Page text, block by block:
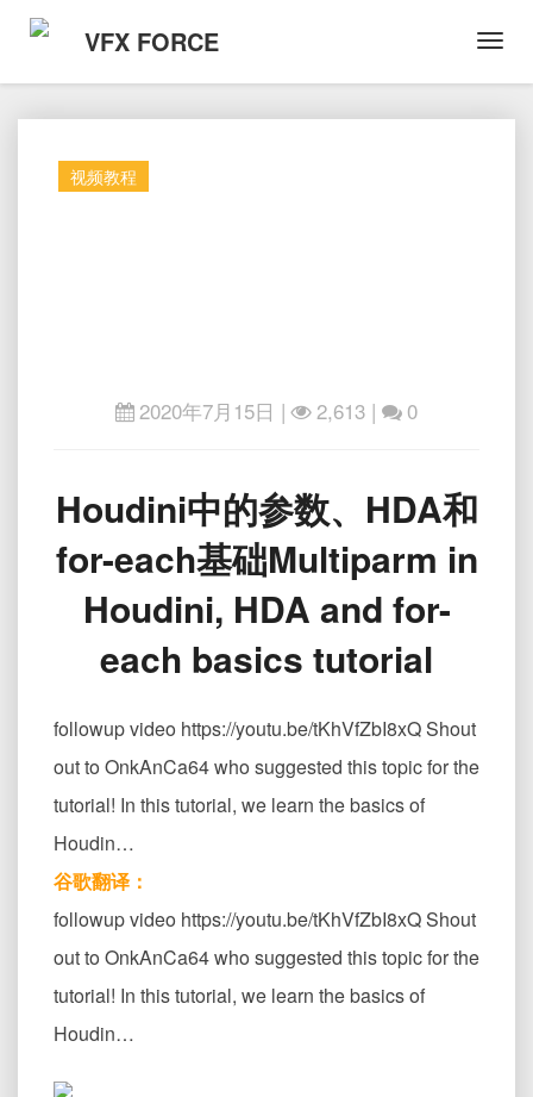
VFX FORCE
视频教程
2020年7月15日 | 2,613 | 0
Houdini
中
的
参
数、
HDA
和
for-
基
础
Multiparm
in
for-
basics
tutorial
Houdini中的参数、HDA和
for-each基础Multiparm in
Houdini, HDA and for-
each basics tutorial
followup video https://youtu.be/tKhVfZbI8xQ Shout
out to OnkAnCa64 who suggested this topic for the
tutorial! In this tutorial, we learn the basics of
Houdin…
谷歌翻译：
followup video https://youtu.be/tKhVfZbI8xQ Shout
out to OnkAnCa64 who suggested this topic for the
tutorial! In this tutorial, we learn the basics of
Houdin…